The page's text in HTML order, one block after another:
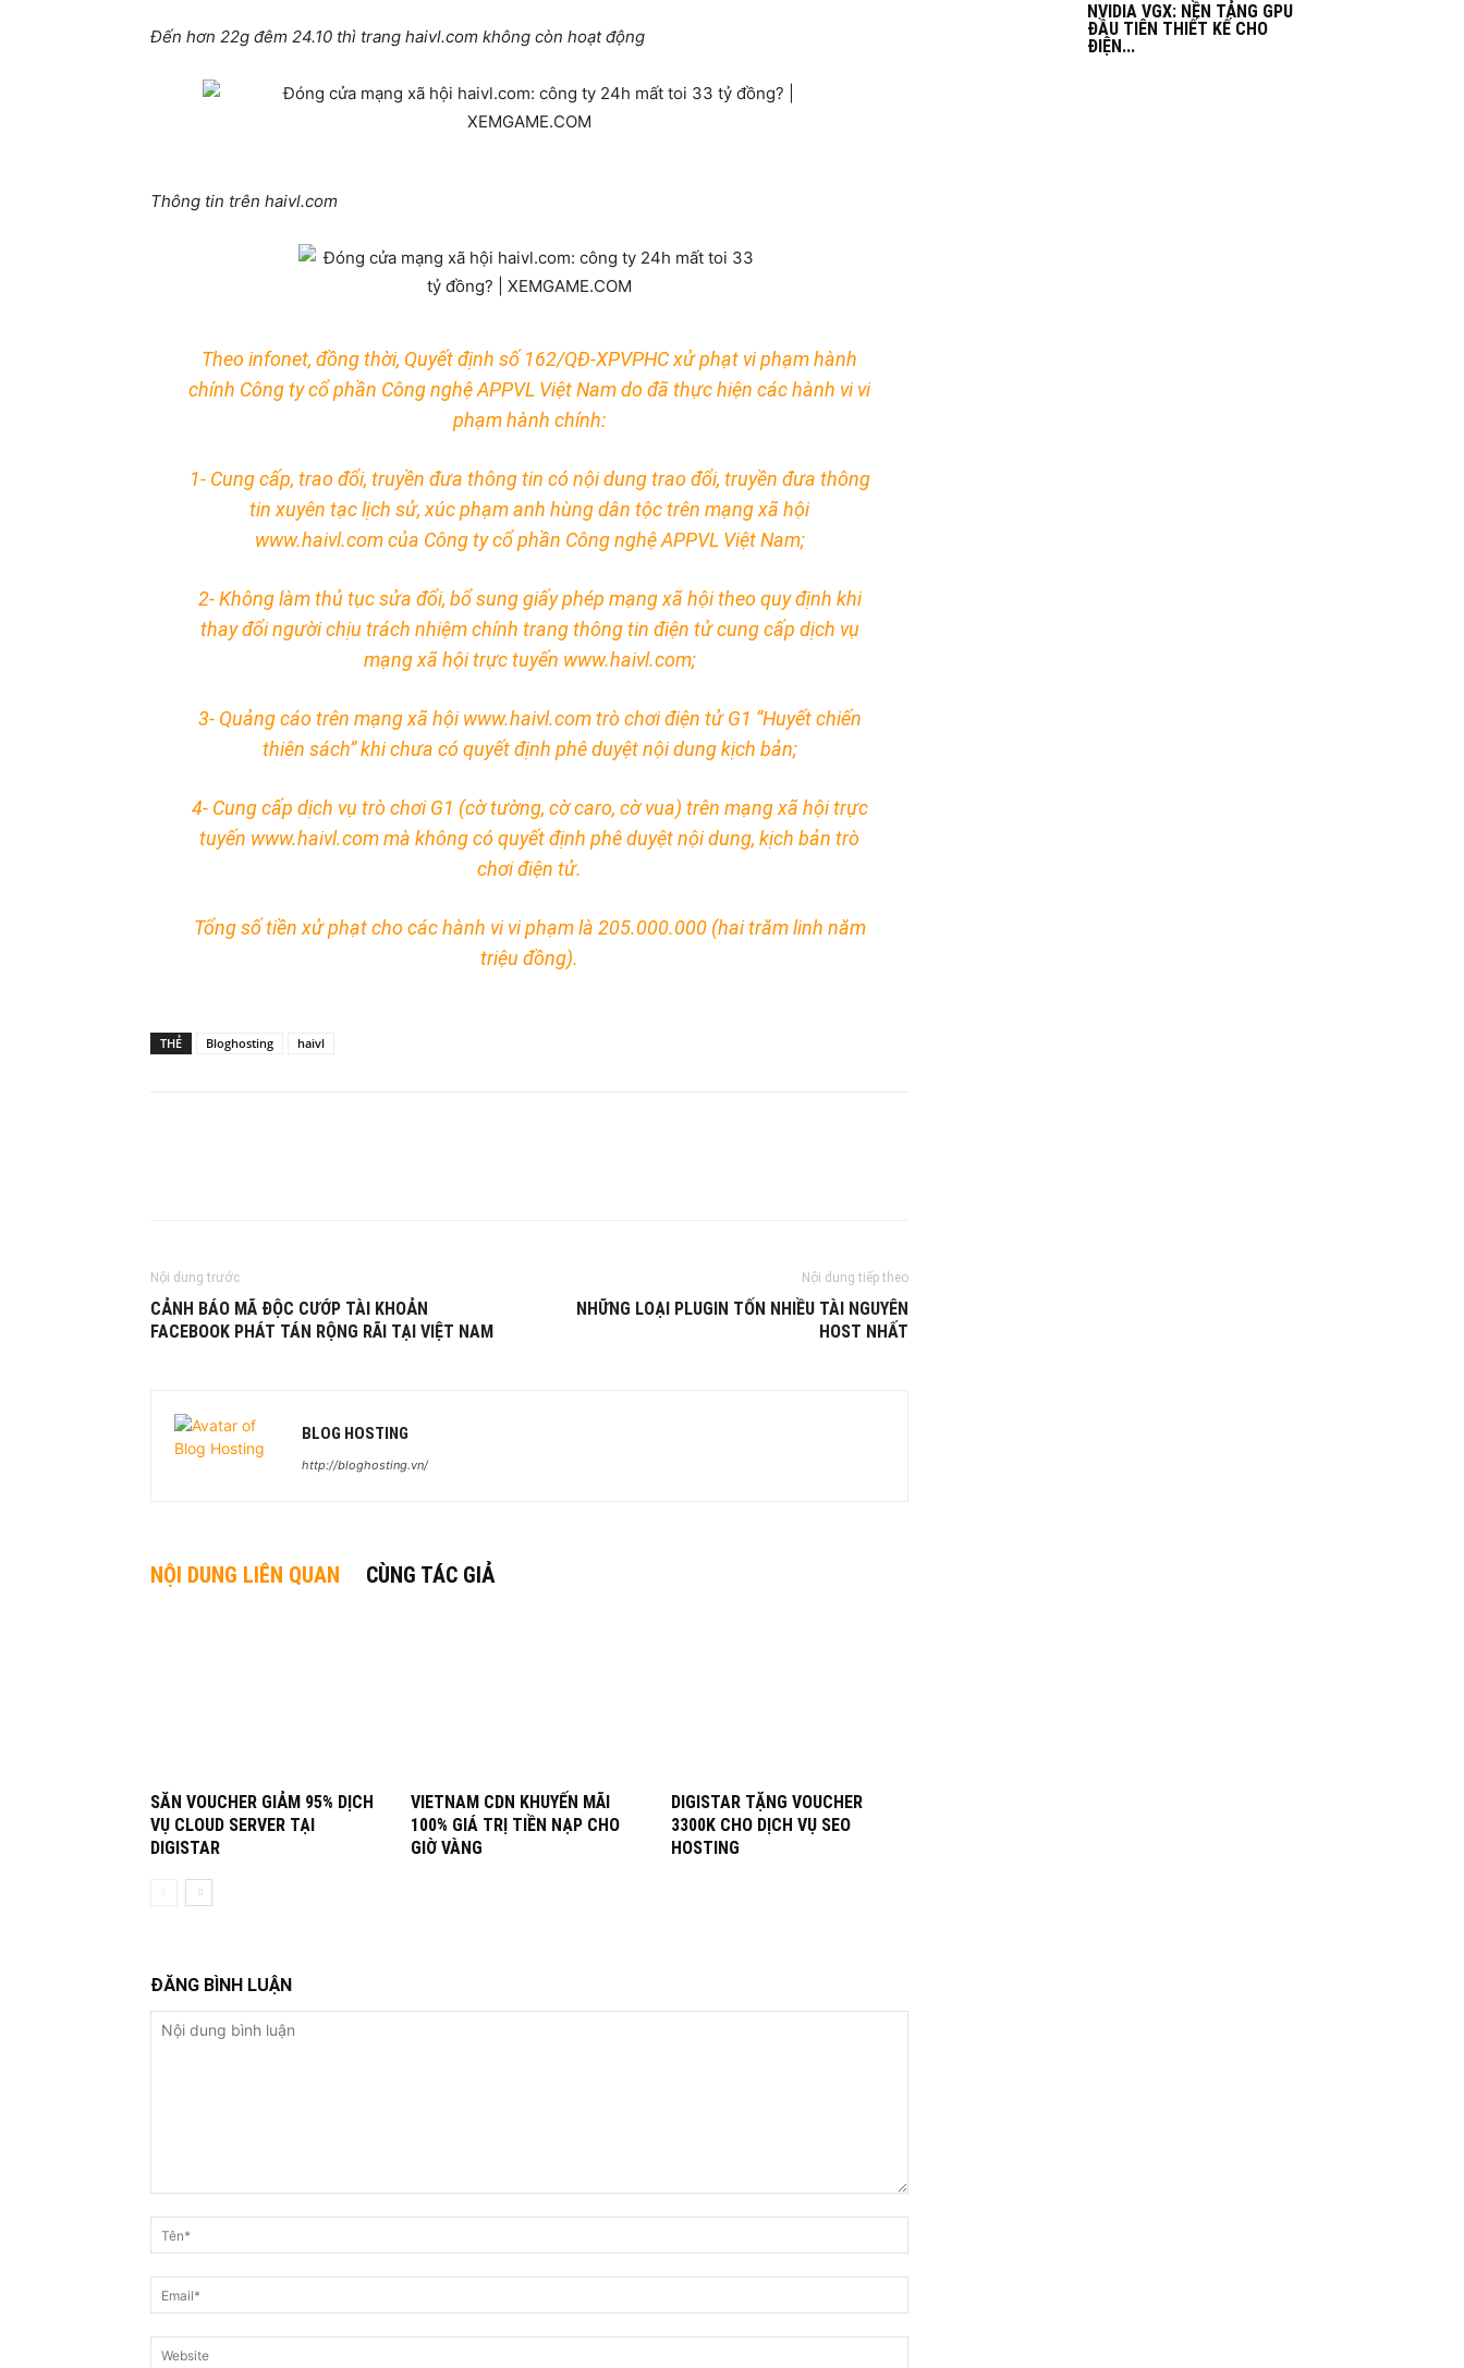
Đến hơn 22g đêm 24.10 thì trang haivl.com không còn hoạt động
Thông tin trên haivl.com
Theoinfonet, đồng thời, Quyết định số 162/QĐ-XPVPHC xử phạt vi phạm hành
chính Công ty cổ phần Công nghệ APPVL Việt Nam do đã thực hiện các hành vi vi
phạm hành chính:
1- Cung cấp, trao đổi, truyền đưa thông tin có nội dung trao đổi, truyền đưa thông
tin xuyên tạc lịch sử, xúc phạm anh hùng dân tộc trên mạng xã hội
www.haivl.com của Công ty cổ phần Công nghệ APPVL Việt Nam;
2- Không làm thủ tục sửa đổi, bổ sung giấy phép mạng xã hội theo quy định khi
thay đổi người chịu trách nhiệm chính trang thông tin điện tử cung cấp dịch vụ
mạng xã hội trực tuyến www.haivl.com;
3- Quảng cáo trên mạng xã hội www.haivl.com trò chơi điện tử G1 “Huyết chiến
thiên sách” khi chưa có quyết định phê duyệt nội dung kịch bản;
4- Cung cấp dịch vụ trò chơi G1 (cờ tường, cờ caro, cờ vua) trên mạng xã hội trực
tuyến www.haivl.com mà không có quyết định phê duyệt nội dung, kịch bản trò
chơi điện tử.
Tổng số tiền xử phạt cho các hành vi vi phạm là 205.000.000 (hai trăm linh năm
triệu đồng).
THẺ Bloghosting haivl
Nội dung trước
CẢNH BÁO MÃ ĐỘC CƯỚP TÀI KHOẢN
FACEBOOK PHÁT TÁN RỘNG RÃI TẠI VIỆT NAM
Nội dung tiếp theo
NHỮNG LOẠI PLUGIN TỐN NHIỀU TÀI NGUYÊN
HOST NHẤT
BLOG HOSTING
http://bloghosting.vn/
NỘI DUNG LIÊN QUAN CÙNG TÁC GIẢ
SĂN VOUCHER GIẢM 95% DỊCH
VỤ CLOUD SERVER TẠI
DIGISTAR
VIETNAM CDN KHUYẾN MÃI
100% GIÁ TRỊ TIỀN NẠP CHO
GIỜ VÀNG
DIGISTAR TẶNG VOUCHER
3300K CHO DỊCH VỤ SEO
HOSTING
ĐĂNG BÌNH LUẬN
NVIDIA VGX: NỀN TẢNG GPU
ĐẦU TIÊN THIẾT KẾ CHO
ĐIỆN...